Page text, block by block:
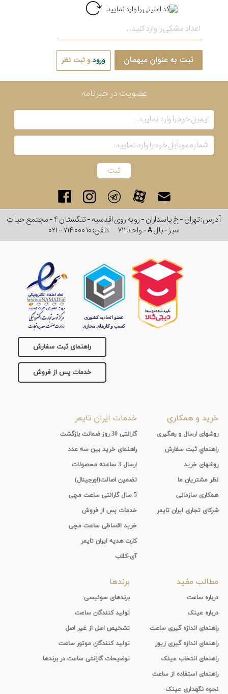
ثبت به عنوان میهمان ورودو ثبت نظر
عضویت در خبرنامه
آدرس: تهران - خ پاسداران - رو به روی اقدسیه - تنگستان ۴ - مجتمع حیات
سبز - بال A - واحد ۷۱۱
تلفن:۰۲۱ - ۷۱۴ ۰۰۰ ۱۰
راهنمای ثبت سفارش
خدمات پس از فروش
خرید و همکاری
روشهای ارسال و رهگیری
راهنماي ثبت سفارش
روشهای خرید
نظر مشتریان ما
همکاری سازمانی
شرکای تجاری ایران تایمر
خدمات ایران تایمر
گارانتی 30 روز ضمانت بازگشت
راهنمای خرید بین سه عدد
ارسال 3 ساعته محصولات
تضمین اصالت(اورجینال)
5 سال گارانتی ساعت مچی
خدمات پس از فروش
خرید اقساطی ساعت مچی
کارت هدیه ایران تایمر
آی-کلاب
مطالب مفید
درباره ساعت
درباره عینک
راهنمای اندازه گیری ساعت
راهنمای اندازه گیری زیور
راهنمای انتخاب عینک
راهنمای استفاده از ساعت
نحوه نگهداری عینک
برندها
برندهای سوئیسی
تولید کنندگان ساعت
تشخیص اصل از غیر اصل
تولید کنندگان موتور ساعت
توضیحات گارانتی ساعت در برندها